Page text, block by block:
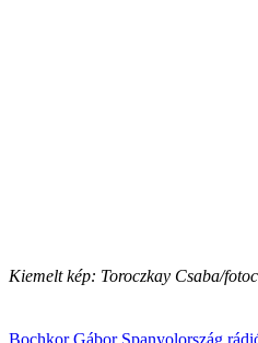
Kiemelt kép: Toroczkay Csaba/